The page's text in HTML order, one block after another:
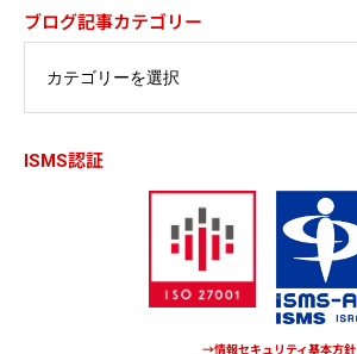
ブログ記事カテゴリー
ISMS認証
→情報セキュリティ基本方針